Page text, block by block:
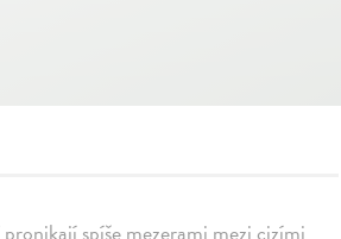
spíše mezerami mezi cizími